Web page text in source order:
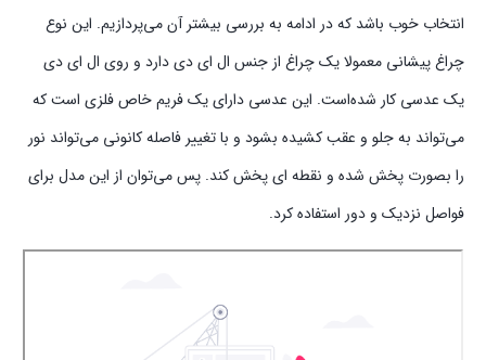
انتخاب خوب باشد که در ادامه به بررسی بیشتر آن می‌پردازیم. این نوع
چراغ پیشانی معمولا یک چراغ از جنس ال ای دی دارد و روی ال ای دی
یک عدسی کار شده‌است. این عدسی دارای یک فریم خاص فلزی است که
می‌تواند به جلو و عقب کشیده بشود و با تغییر فاصله کانونی می‌تواند نور
را بصورت پخش شده و نقطه ای پخش کند. پس می‌توان از این مدل برای
فواصل نزدیک و دور استفاده کرد.